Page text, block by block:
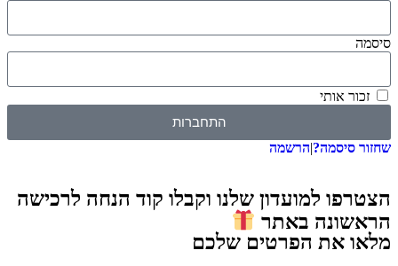
סיסמה
זכור אותי
התחברות
שחזור סיסמה?|הרשמה
הצטרפו למועדון שלנו וקבלו קוד הנחה לרכישה
הראשונה באתר
מלאו את הפרטים שלכם